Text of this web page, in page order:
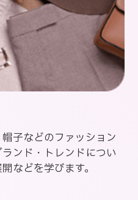
子などのファッション
ンド・トレンドについ
などを学びます。